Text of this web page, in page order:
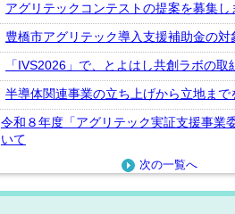
アグリテックコンテストの提案を募集し
豊橋市アグリテック導入支援補助金の
「IVS2026」で、とよはし共創ラボの取
半導体関連事業の立ち上げから立地まで
令和８年度「アグリテック実証支援事業
いて
次の一覧へ